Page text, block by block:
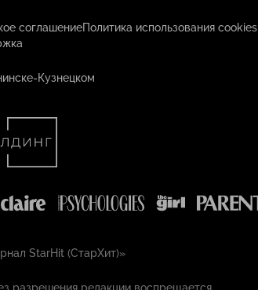
соглашениеПолитика использования cookies
Кузнецком
StarHit (СтарХит)»